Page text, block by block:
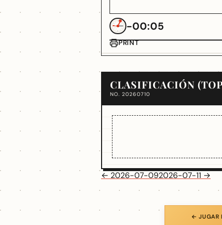
-00:05
PRINT
CLASIFICACIÓN
NO. 20260710
← 2026-07-092026-07-11 →
← JUGAR